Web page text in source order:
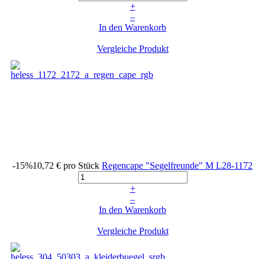
+
–
In den Warenkorb
Vergleiche Produkt
-15%10,72 € pro Stück Regencape "Segelfreunde" M L28-1172
+
–
In den Warenkorb
Vergleiche Produkt